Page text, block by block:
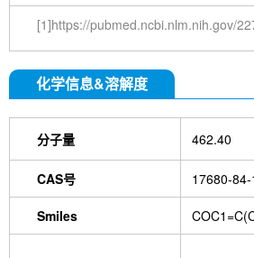
(Mouse mAb) [K10M16]
[1]https://pubmed.ncbi.nlm.nih.gov/
化学信息&溶解度
分子量 462.40
CAS号 17680-84-
Smiles